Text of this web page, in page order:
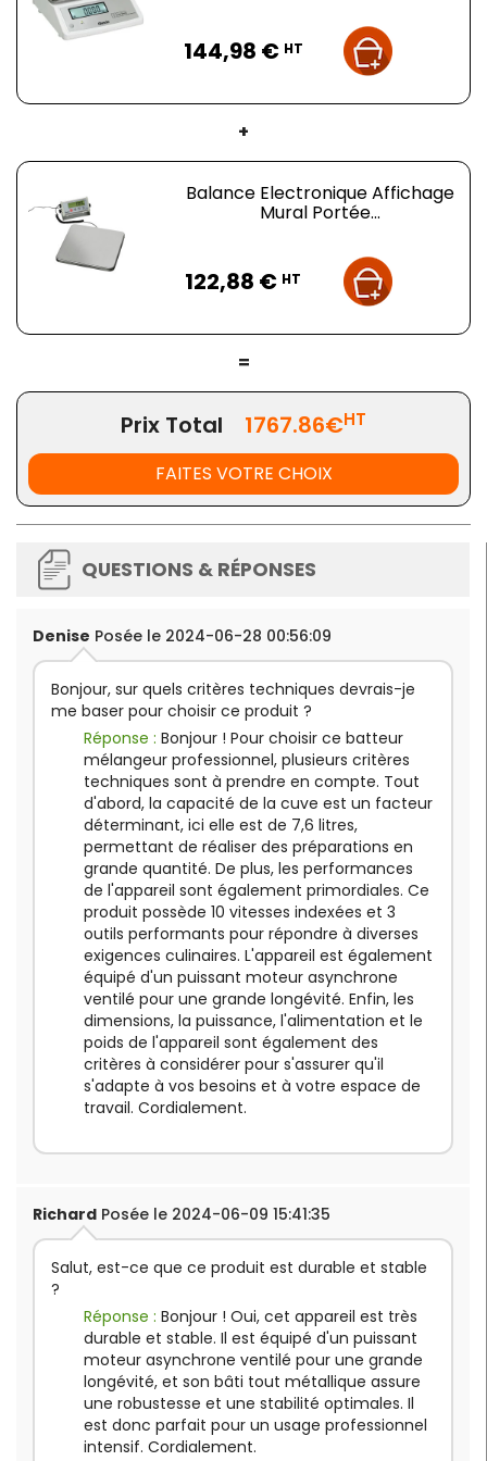
supplémentaires (fouet, palette, spirale) ou
selon vos besoins.
Conforme à la norme professionnelle EN 454 : écran
de sécurité interdisant l'accès à l'outil quand il est en
position de travail et dispositif de détection de la cuve.
Plus d'informations :
Vitesses: 60 à 600 tr/min
Dimensions :
Puissance
Alimentation: 230 V
Poids: 21,7 kg
144,98 € HT
+
Balance Electronique Affichage
Mural Portée...
122,88 € HT
=
Prix Total 1767.86€HT
FAITES VOTRE CHOIX
QUESTIONS & RÉPONSES
Denise Posée le 2024-06-28 00:56:09
Bonjour, sur quels critères techniques devrais-je
me baser pour choisir ce produit ?
Réponse : Bonjour ! Pour choisir ce batteur
mélangeur professionnel, plusieurs critères
techniques sont à prendre en compte. Tout
d'abord, la capacité de la cuve est un facteur
déterminant, ici elle est de 7,6 litres,
permettant de réaliser des préparations en
grande quantité. De plus, les performances
de l'appareil sont également primordiales. Ce
produit possède 10 vitesses indexées et 3
outils performants pour répondre à diverses
exigences culinaires. L'appareil est également
équipé d'un puissant moteur asynchrone
ventilé pour une grande longévité. Enfin, les
dimensions, la puissance, l'alimentation et le
poids de l'appareil sont également des
critères à considérer pour s'assurer qu'il
s'adapte à vos besoins et à votre espace de
travail. Cordialement.
Richard Posée le 2024-06-09 15:41:35
Salut, est-ce que ce produit est durable et stable
?
Réponse : Bonjour ! Oui, cet appareil est très
durable et stable. Il est équipé d'un puissant
moteur asynchrone ventilé pour une grande
longévité, et son bâti tout métallique assure
une robustesse et une stabilité optimales. Il
est donc parfait pour un usage professionnel
intensif. Cordialement.